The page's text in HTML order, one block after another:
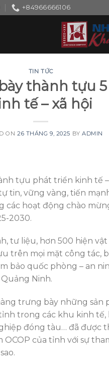
+84966666106
TIN TỨC
thành tựu
tế – xã hội
ON26 THÁNG 9, 2025 BYADMIN
tựu phát triển kinh tế –
tin, vững vàng, tiến
các hoạt động chào
2030.
tư liệu, hơn 500 hiện
trên mọi mặt công tác,
bảo quốc phòng – an
Ninh.
trưng bày những sản
trong các khu kinh
đóng tàu… đã được
của tỉnh với sự